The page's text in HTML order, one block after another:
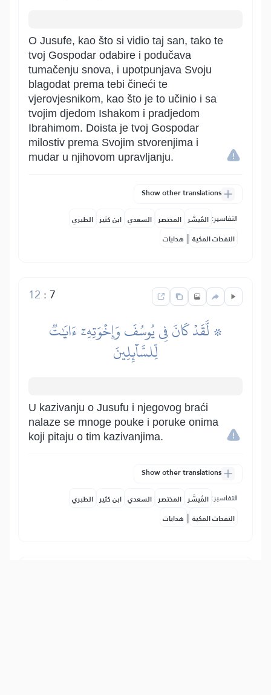
O Jusufe, kao što si vidio taj san, tako te
tvoj Gospodar odabire i podučava
tumačenju snova, i upotpunjava Svoju
blagodat prema tebi čineći te
vjerovjesnikom, kao što je to učinio i sa
tvojim djedom Ishakom i pradjedom
Ibrahimom. Doista je tvoj Gospodar
milostiv prema Svojim stvorenjima i
mudar u njihovom upravljanju.
Show other translations
التفاسير: المُيسَّر المختصر السعدي ابن كثير الطبري
النفحات المكية | هدايات
7
:
12
۞ لَّقَدۡ كَانَ فِي يُوسُفَ وَإِخۡوَتِهِۦٓ ءَايَٰتٞ
لِّلسَّآئِلِينَ
U kazivanju o Jusufu i njegovog braći
nalaze se mnoge pouke i poruke onima
koji pitaju o tim kazivanjima.
Show other translations
التفاسير: المُيسَّر المختصر السعدي ابن كثير الطبري
النفحات المكية | هدايات